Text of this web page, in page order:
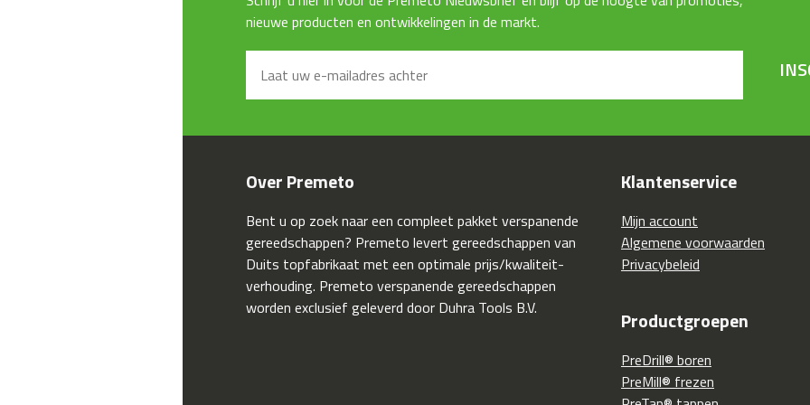
nieuwe producten en ontwikkelingen in de markt.
Over Premeto
Bent u op zoek naar een compleet pakket verspanende
gereedschappen? Premeto levert gereedschappen van
Duits topfabrikaat met een optimale prijs/kwaliteit-
verhouding. Premeto verspanende gereedschappen
worden exclusief geleverd door Duhra Tools B.V.
Klantenservice
Mijn account
Algemene voorwaarden
Privacybeleid
Productgroepen
PreDrill® boren
PreMill® frezen